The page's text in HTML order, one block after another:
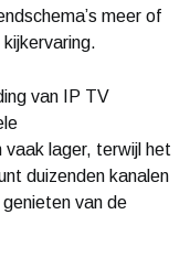
meer of
van IP TV
vaak lager, terwijl het
duizenden kanalen
van de